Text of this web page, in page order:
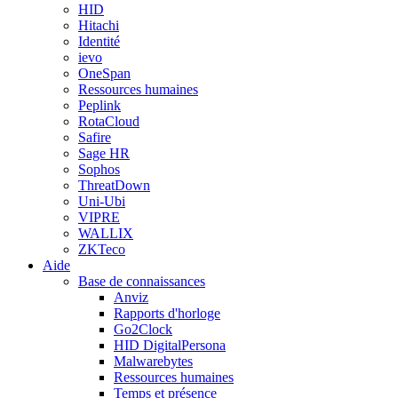
HID
Hitachi
Identité
ievo
OneSpan
Ressources humaines
Peplink
RotaCloud
Safire
Sage HR
Sophos
ThreatDown
Uni-Ubi
VIPRE
WALLIX
ZKTeco
Aide
Base de connaissances
Anviz
Rapports d'horloge
Go2Clock
HID DigitalPersona
Malwarebytes
Ressources humaines
Temps et présence